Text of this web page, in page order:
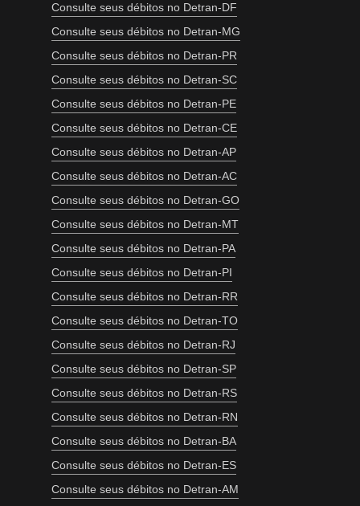
Consulte seus débitos no Detran-DF
Consulte seus débitos no Detran-MG
Consulte seus débitos no Detran-PR
Consulte seus débitos no Detran-SC
Consulte seus débitos no Detran-PE
Consulte seus débitos no Detran-CE
Consulte seus débitos no Detran-AP
Consulte seus débitos no Detran-AC
Consulte seus débitos no Detran-GO
Consulte seus débitos no Detran-MT
Consulte seus débitos no Detran-PA
Consulte seus débitos no Detran-PI
Consulte seus débitos no Detran-RR
Consulte seus débitos no Detran-TO
Consulte seus débitos no Detran-RJ
Consulte seus débitos no Detran-SP
Consulte seus débitos no Detran-RS
Consulte seus débitos no Detran-RN
Consulte seus débitos no Detran-BA
Consulte seus débitos no Detran-ES
Consulte seus débitos no Detran-AM